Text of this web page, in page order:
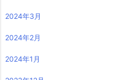
2024年3月
2024年2月
2024年1月